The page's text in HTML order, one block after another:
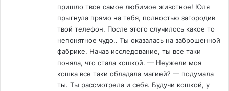
пришло твое самое любимое животное! Юля
прыгнула прямо на тебя, полностью загородив
твой телефон. После этого случилось какое то
непонятное чудо.. Ты оказалась на заброшенной
фабрике. Начав исследование, ты все таки
поняла, что стала кошкой. — Неужели моя
кошка все таки обладала магией? — подумала
ты. Ты рассмотрела и себя. Будучи кошкой, у